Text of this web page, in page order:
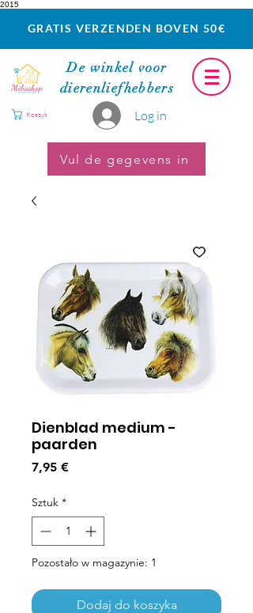
2015
GRATIS VERZENDEN BOVEN 50€
De winkel voor
dierenliefhebbers
Log in
Koszyk
Vul de gegevens in
Dienblad medium -
paarden
7,95 €Cena
Sztuk *
Pozostało w magazynie: 1
Dodaj do koszyka